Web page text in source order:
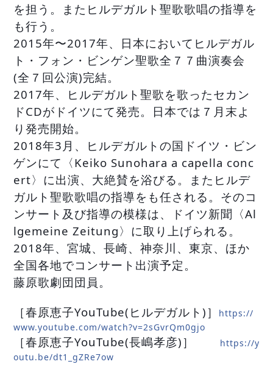
を担う。またヒルデガルト聖歌歌唱の指導を
も行う。
2015年〜2017年、日本においてヒルデガル
ト・フォン・ビンゲン聖歌全７７曲演奏会
(全７回公演)完結。
2017年、ヒルデガルト聖歌を歌ったセカン
ドCDがドイツにて発売。日本では７月末よ
り発売開始。
2018年3月、ヒルデガルトの国ドイツ・ビン
ゲンにて〈Keiko Sunohara a capella conc
ert〉に出演、大絶賛を浴びる。またヒルデ
ガルト聖歌歌唱の指導をも任される。そのコ
ンサート及び指導の模様は、ドイツ新聞〈Al
lgemeine Zeitung〉に取り上げられる。
2018年、宮城、長崎、神奈川、東京、ほか
全国各地でコンサート出演予定。
藤原歌劇団団員。
［春原恵子YouTube(ヒルデガルト)］
https://
www.youtube.com/watch?v=2sGvrQm0gjo
［春原恵子YouTube(長嶋孝彦)］
https://y
outu.be/dt1_gZRe7ow